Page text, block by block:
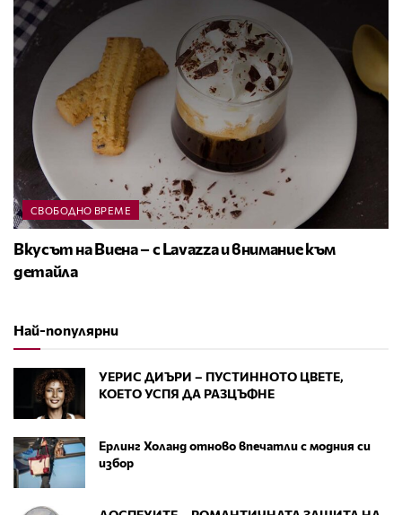
СВОБОДНО ВРЕМЕ
Вкусът на Виена – с Lavazza и внимание към
детайла
Най-популярни
УЕРИС ДИЪРИ – ПУСТИННОТО ЦВЕТЕ,
КОЕТО УСПЯ ДА РАЗЦЪФНЕ
Ерлинг Холанд отново впечатли с модния си
избор